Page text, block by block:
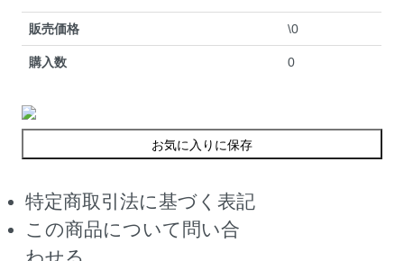
販売価格 \0
購入数 0
お気に入りに保存
特定商取引法に基づく表記
この商品について問い合
わせる